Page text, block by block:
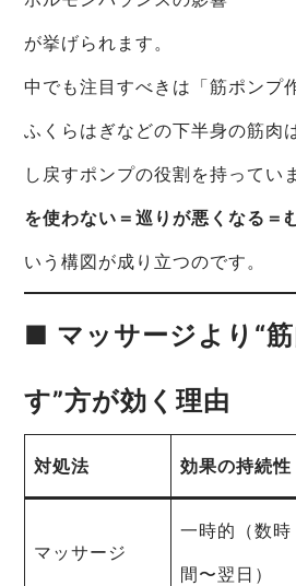
が挙げられます。
中でも注目すべきは「筋ポンプ
ふくらはぎなどの下半身の筋肉
し戻すポンプの役割を持ってい
を使わない＝巡りが悪くなる＝
いう構図が成り立つのです。
■ マッサージより“
す”方が効く理由
対処法 効果の持続性
マッサージ
一時的（数時
間〜翌日）